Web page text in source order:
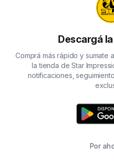
Descargá
Comprá más rápido y sumate
la tienda de Star
notificaciones,
Por